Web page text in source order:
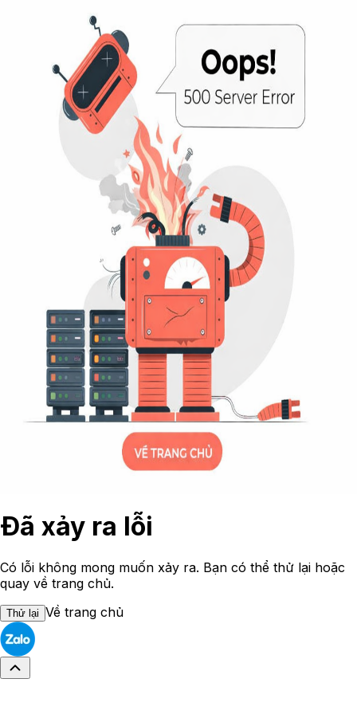
Đã xảy ra lỗi
Có lỗi không mong muốn xảy ra. Bạn có thể thử lại hoặc
quay về trang chủ.
Thử lại Về trang chủ